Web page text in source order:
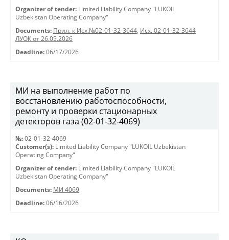
Organizer of tender: Limited Liability Company "LUKOIL
Uzbekistan Operating Company"
Documents: Прил. к Исх.№02-01-32-3644, Исх. 02-01-32-3644
ЛУОК от 26.05.2026
Deadline: 06/17/2026
МИ на выполнение работ по
восстановлению работоспособности,
ремонту и проверки стационарных
детекторов газа (02-01-32-4069)
№: 02-01-32-4069
Customer(s): Limited Liability Company "LUKOIL Uzbekistan
Operating Company"
Organizer of tender: Limited Liability Company "LUKOIL
Uzbekistan Operating Company"
Documents: МИ 4069
Deadline: 06/16/2026